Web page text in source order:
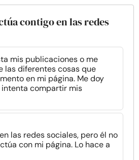
contigo en las redes
mis publicaciones o me
las diferentes cosas que
en mi página. Me doy
compartir mis
las redes sociales, pero él no
con mi página. Lo hace a